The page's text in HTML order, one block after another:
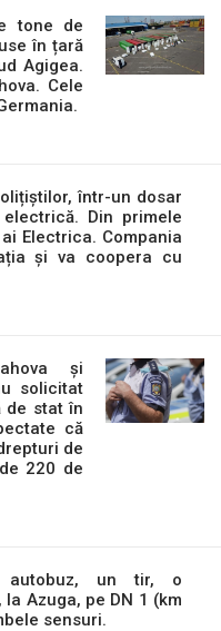
tone de
în țară
Agigea.
Cele
într-un dosar
Din primele
Electrica. Compania
și va coopera cu
și
solicitat
de stat în
că
de
220 de
autobuz, un tir, o
Azuga, pe DN 1 (km
sensuri.